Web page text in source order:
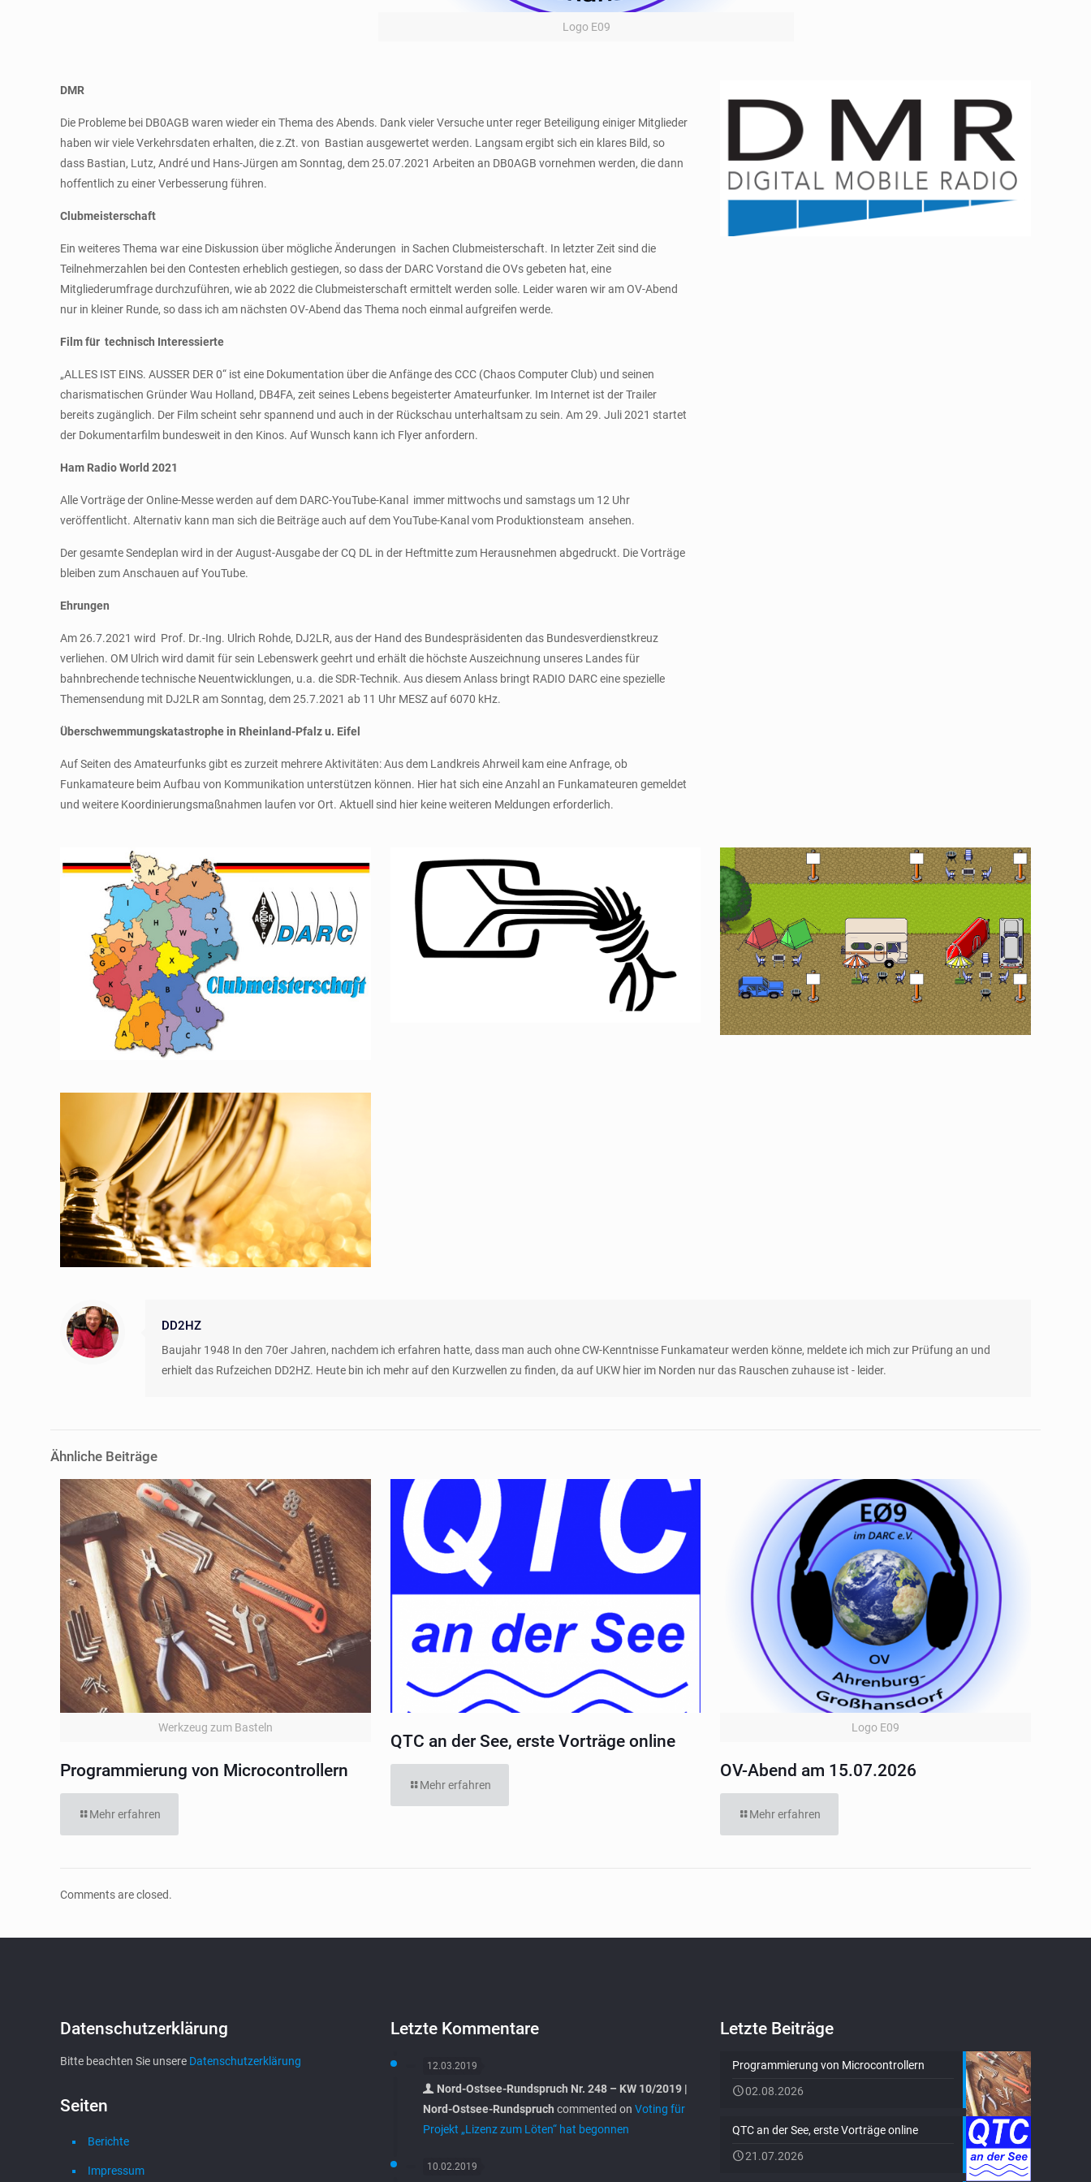
Logo E09
DMR
Die Probleme bei DB0AGB waren wieder ein Thema des Abends. Dank vieler Versuche unter reger Beteiligung einiger Mitglieder
haben wir viele Verkehrsdaten erhalten, die z.Zt. von Bastian ausgewertet werden. Langsam ergibt sich ein klares Bild, so
dass Bastian, Lutz, André und Hans-Jürgen am Sonntag, dem 25.07.2021 Arbeiten an DB0AGB vornehmen werden, die dann
hoffentlich zu einer Verbesserung führen.
Clubmeisterschaft
Ein weiteres Thema war eine Diskussion über mögliche Änderungen in Sachen Clubmeisterschaft. In letzter Zeit sind die
Teilnehmerzahlen bei den Contesten erheblich gestiegen, so dass der DARC Vorstand die OVs gebeten hat, eine
Mitgliederumfrage durchzuführen, wie ab 2022 die Clubmeisterschaft ermittelt werden solle. Leider waren wir am OV-Abend
nur in kleiner Runde, so dass ich am nächsten OV-Abend das Thema noch einmal aufgreifen werde.
Film für technisch Interessierte
„ALLES IST EINS. AUSSER DER 0“ ist eine Dokumentation über die Anfänge des CCC (Chaos Computer Club) und seinen
charismatischen Gründer Wau Holland, DB4FA, zeit seines Lebens begeisterter Amateurfunker. Im Internet ist der Trailer
bereits zugänglich. Der Film scheint sehr spannend und auch in der Rückschau unterhaltsam zu sein. Am 29. Juli 2021 startet
der Dokumentarfilm bundesweit in den Kinos. Auf Wunsch kann ich Flyer anfordern.
Ham Radio World 2021
Alle Vorträge der Online-Messe werden auf dem DARC-YouTube-Kanal immer mittwochs und samstags um 12 Uhr
veröffentlicht. Alternativ kann man sich die Beiträge auch auf dem YouTube-Kanal vom Produktionsteam ansehen.
Der gesamte Sendeplan wird in der August-Ausgabe der CQ DL in der Heftmitte zum Herausnehmen abgedruckt. Die Vorträge
bleiben zum Anschauen auf YouTube.
Ehrungen
Am 26.7.2021 wird Prof. Dr.-Ing. Ulrich Rohde, DJ2LR, aus der Hand des Bundespräsidenten das Bundesverdienstkreuz
verliehen. OM Ulrich wird damit für sein Lebenswerk geehrt und erhält die höchste Auszeichnung unseres Landes für
bahnbrechende technische Neuentwicklungen, u.a. die SDR-Technik. Aus diesem Anlass bringt RADIO DARC eine spezielle
Themensendung mit DJ2LR am Sonntag, dem 25.7.2021 ab 11 Uhr MESZ auf 6070 kHz.
Überschwemmungskatastrophe in Rheinland-Pfalz u. Eifel
Auf Seiten des Amateurfunks gibt es zurzeit mehrere Aktivitäten: Aus dem Landkreis Ahrweil kam eine Anfrage, ob
Funkamateure beim Aufbau von Kommunikation unterstützen können. Hier hat sich eine Anzahl an Funkamateuren gemeldet
und weitere Koordinierungsmaßnahmen laufen vor Ort. Aktuell sind hier keine weiteren Meldungen erforderlich.
DD2HZ
Baujahr 1948 In den 70er Jahren, nachdem ich erfahren hatte, dass man auch ohne CW-Kenntnisse Funkamateur werden könne, meldete ich mich zur Prüfung an und
erhielt das Rufzeichen DD2HZ. Heute bin ich mehr auf den Kurzwellen zu finden, da auf UKW hier im Norden nur das Rauschen zuhause ist - leider.
Ähnliche Beiträge
Werkzeug zum Basteln
Programmierung von Microcontrollern
Mehr erfahren
QTC an der See, erste Vorträge online
Mehr erfahren
Logo E09
OV-Abend am 15.07.2026
Mehr erfahren
Comments are closed.
Datenschutzerklärung
Bitte beachten Sie unsere Datenschutzerklärung
Seiten
Berichte
Impressum
Letzte Kommentare
12.03.2019
Nord-Ostsee-Rundspruch Nr. 248 – KW 10/2019 |
Nord-Ostsee-Rundspruch commented on Voting für
Projekt „Lizenz zum Löten“ hat begonnen
10.02.2019
Letzte Beiträge
Programmierung von Microcontrollern
02.08.2026
QTC an der See, erste Vorträge online
21.07.2026